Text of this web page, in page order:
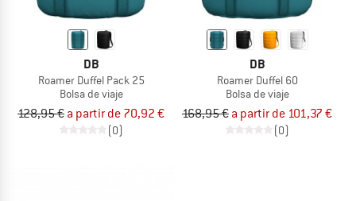
DB
Roamer Duffel Pack 25
Bolsa de viaje
128,95 € a partir de 70,92 €
(0)
DB
Roamer Duffel 60
Bolsa de viaje
168,95 € a partir de 101,37 €
(0)